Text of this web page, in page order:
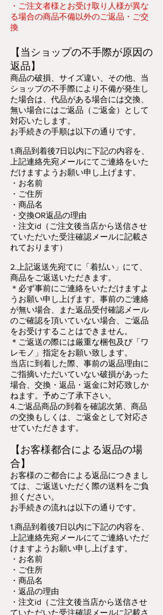
・ご注文者様とお受け取り人様が異な
る場合の商品不備以外のご返品・ご交
換
【当ショップの不手際が原因の
返品】
商品の破損、サイズ違い、その他、当
ショップの不手際により不備が発生し
た場合は、代品がある場合には交換、
無い場合にはご返品（ご返金）として
対応いたします。
お手続きの手順は以下の通りです。
1.商品到着後7日以内に下記の内容を、
上記連絡先宛メールにてご連絡をいた
だけますようお願い申し上げます。
・お名前
・ご住所
・商品名
・交換OR返品の理由
・注文id（ご注文後当店から送信させ
ていただいた受注確認メールに記載さ
れております）
2.上記返送先宛てに「着払い」にて、
商品をご返送いただきます。
＊必ず事前にご連絡をいただけますよ
うお願い申し上げます。事前のご連絡
が無い場合、また返品受付確認メール
のご確認を頂いていない場合、ご返品
をお受けすることはできません。
＊ご返送の際には厳重な梱包及び「ワ
レモノ」指定をお願い致します。
当店に到着した際、事前の返品理由に
ご指摘いただいていない破損があった
場合、交換・返品・返金に対応致しか
ねます。予めご了承下さい。
4.ご返品商品の到着を確認次第、商品
の交換もしくは、ご返金として対応さ
せていただきます。
【お客様都合による返品の場
合】
お客様のご都合による返品につきまし
ては、ご返送いただく際の送料をご負
担ください。
お手続きの流れは以下の通りです。
1.商品到着後7日以内に下記の内容を、
上記連絡先宛メールにてご連絡いただ
けますようお願い申し上げます。
・お名前
・ご住所
・商品名
・返品の理由
・注文id（ご注文後当店から送信させ
ていただいた受注確認メールに記載さ